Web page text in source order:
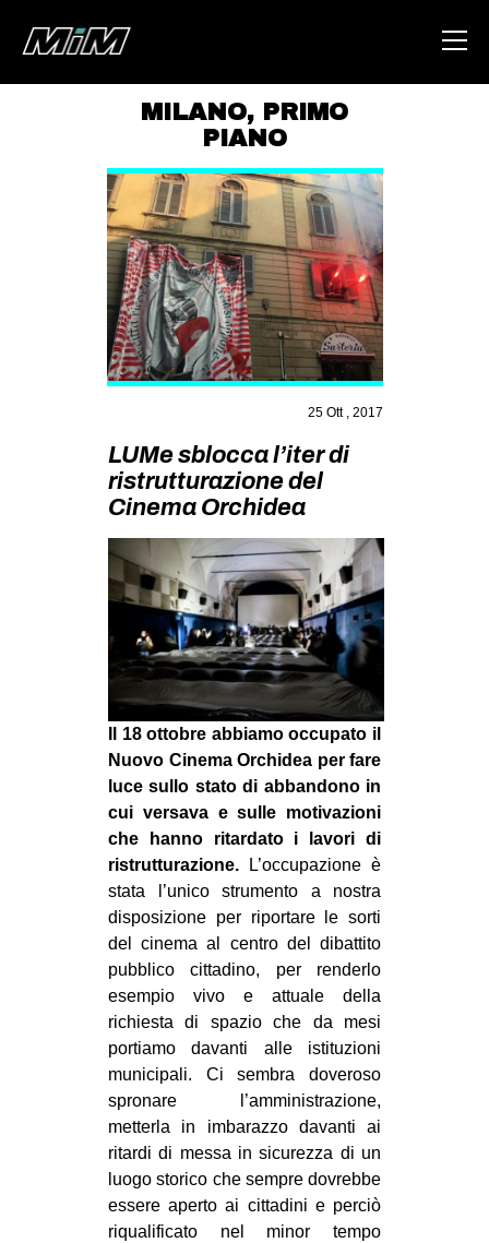
HOME
ABOUT
AREA
DEGENERAZIONE
GAZA FREESTYLE
CSOA LAMBRETTA
MSM
STUDENTI TSUNAMI
ZAM
MILANO
MOBILITAZIONI
SPAZI
SPORT POPOLARE
MOVIMENTI
AMBIENTE
ANTIFASCISMO
DIRITTO ALL’ABITARE
GENERI
MIGRAZIONI
REPRESSIONE
STUDENTI
CULTURE
CINEMA
MANIFESTI
MUSICA
RECENSIONI
INTERNAZIONALE
MILANO, PRIMO
PIANO
25 Ott , 2017
LUMe sblocca l’iter di
ristrutturazione del
Cinema Orchidea
Il 18 ottobre abbiamo occupato il
Nuovo Cinema Orchidea per fare
luce sullo stato di abbandono in
cui versava e sulle motivazioni
che hanno ritardato i lavori di
ristrutturazione. L’occupazione è
stata l’unico strumento a nostra
disposizione per riportare le sorti
del cinema al centro del dibattito
pubblico cittadino, per renderlo
esempio vivo e attuale della
richiesta di spazio che da mesi
portiamo davanti alle istituzioni
municipali. Ci sembra doveroso
spronare l’amministrazione,
metterla in imbarazzo davanti ai
ritardi di messa in sicurezza di un
luogo storico che sempre dovrebbe
essere aperto ai cittadini e perciò
riqualificato nel minor tempo